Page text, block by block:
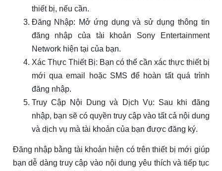
thiết bị, nếu cần.
Đăng Nhập: Mở ứng dụng và sử dụng thông tin
đăng nhập của tài khoản Sony Entertainment
Network hiện tại của bạn.
Xác Thực Thiết Bị: Bạn có thể cần xác thực thiết bị
mới qua email hoặc SMS để hoàn tất quá trình
đăng nhập.
Truy Cập Nội Dung và Dịch Vụ: Sau khi đăng
nhập, bạn sẽ có quyền truy cập vào tất cả nội dung
và dịch vụ mà tài khoản của bạn được đăng ký.
Đăng nhập bằng tài khoản hiện có trên thiết bị mới giúp
bạn dễ dàng truy cập vào nội dung yêu thích và tiếp tục